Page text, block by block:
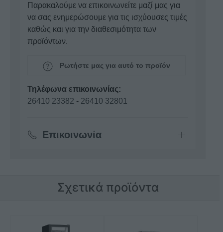
Παρακαλούμε να επικοινωνείτε μαζί μας για
να σας ενημερώσουμε για τις ισχύουσες τιμές
καθώς και για την διαθεσιμότητα των
προϊόντων.
Ρωτήστε μας για αυτό το προϊόν
Τηλέφωνα επικοινωνίας:
26410 23382 - 26410 32801
Επικοινωνία
Σχετικά προϊόντα